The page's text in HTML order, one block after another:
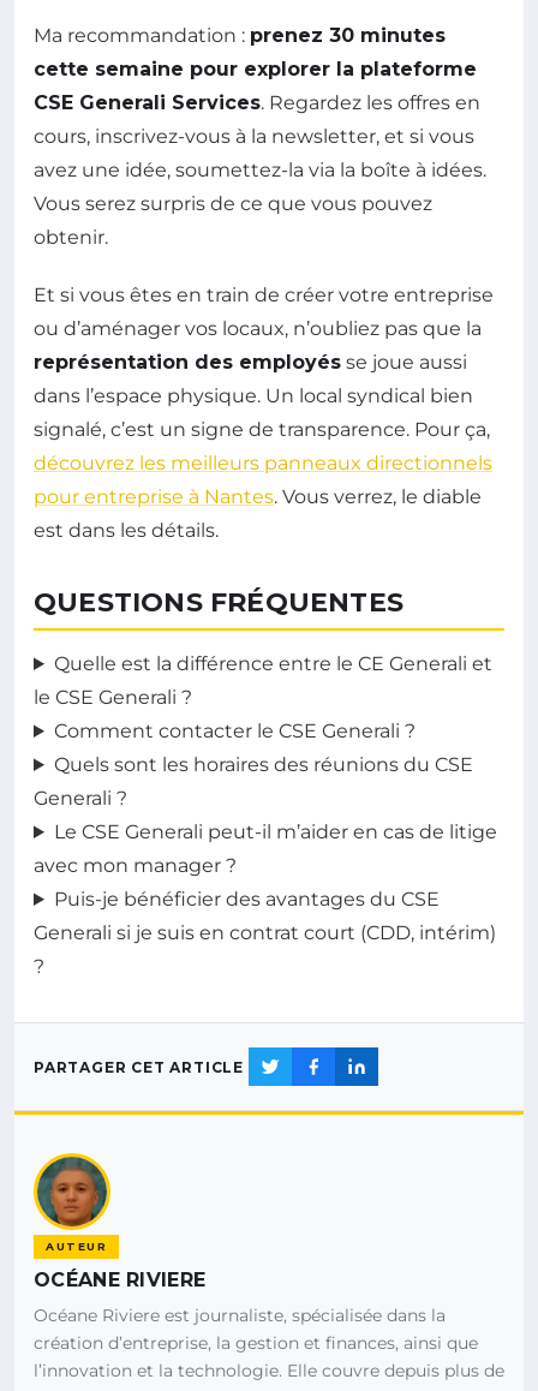
Ma recommandation : prenez 30 minutes
cette semaine pour explorer la plateforme
CSE Generali Services. Regardez les offres en
cours, inscrivez-vous à la newsletter, et si vous
avez une idée, soumettez-la via la boîte à idées.
Vous serez surpris de ce que vous pouvez
obtenir.
Et si vous êtes en train de créer votre entreprise
ou d’aménager vos locaux, n’oubliez pas que la
représentation des employés se joue aussi
dans l’espace physique. Un local syndical bien
signalé, c’est un signe de transparence. Pour ça,
découvrez les meilleurs panneaux directionnels
pour entreprise à Nantes. Vous verrez, le diable
est dans les détails.
QUESTIONS FRÉQUENTES
Quelle est la différence entre le CE Generali et
le CSE Generali ?
Comment contacter le CSE Generali ?
Quels sont les horaires des réunions du CSE
Generali ?
Le CSE Generali peut-il m’aider en cas de litige
avec mon manager ?
Puis-je bénéficier des avantages du CSE
Generali si je suis en contrat court (CDD, intérim)
?
PARTAGER CET ARTICLE
AUTEUR
OCÉANE RIVIERE
Océane Riviere est journaliste, spécialisée dans la
création d’entreprise, la gestion et finances, ainsi que
l’innovation et la technologie. Elle couvre depuis plus de